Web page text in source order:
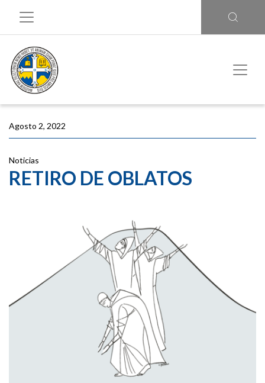
Agosto 2, 2022
Noticias
RETIRO DE OBLATOS